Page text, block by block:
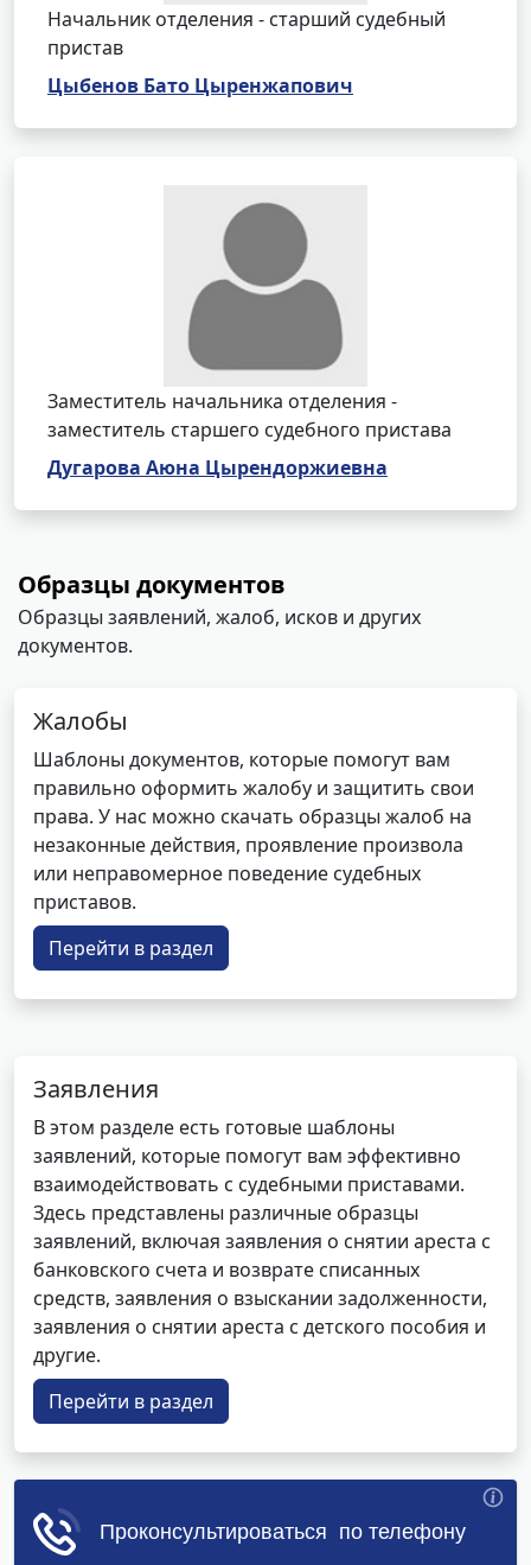
Начальник отделения - старший судебный
пристав
Цыбенов Бато Цыренжапович
Заместитель начальника отделения -
заместитель старшего судебного пристава
Дугарова Аюна Цырендоржиевна
Образцы документов
Образцы заявлений, жалоб, исков и других
документов.
Жалобы
Шаблоны документов, которые помогут вам
правильно оформить жалобу и защитить свои
права. У нас можно скачать образцы жалоб на
незаконные действия, проявление произвола
или неправомерное поведение судебных
приставов.
Перейти в раздел
Заявления
В этом разделе есть готовые шаблоны
заявлений, которые помогут вам эффективно
взаимодействовать с судебными приставами.
Здесь представлены различные образцы
заявлений, включая заявления о снятии ареста с
банковского счета и возврате списанных
средств, заявления о взыскании задолженности,
заявления о снятии ареста с детского пособия и
другие.
Перейти в раздел